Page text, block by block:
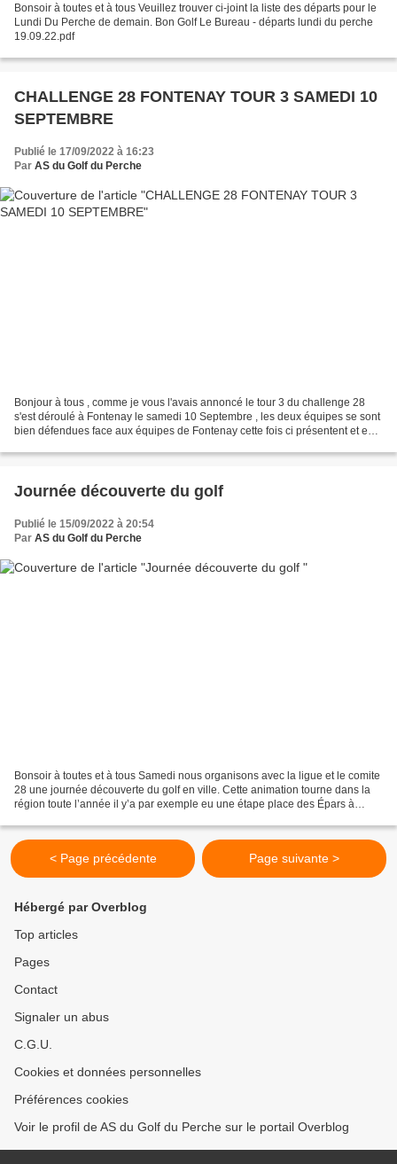
Bonsoir à toutes et à tous Veuillez trouver ci-joint la liste des départs pour le
Lundi Du Perche de demain. Bon Golf Le Bureau - départs lundi du perche
19.09.22.pdf
CHALLENGE 28 FONTENAY TOUR 3 SAMEDI 10
SEPTEMBRE
Publié le 17/09/2022 à 16:23
Par AS du Golf du Perche
Bonjour à tous , comme je vous l'avais annoncé le tour 3 du challenge 28
s'est déroulé à Fontenay le samedi 10 Septembre , les deux équipes se sont
bien défendues face aux équipes de Fontenay cette fois ci présentent et en
Journée découverte du golf
Publié le 15/09/2022 à 20:54
Par AS du Golf du Perche
Bonsoir à toutes et à tous Samedi nous organisons avec la ligue et le comite
28 une journée découverte du golf en ville. Cette animation tourne dans la
région toute l’année il y’a par exemple eu une étape place des Épars à
< Page précédente Page suivante >
Hébergé par Overblog
Top articles
Pages
Contact
Signaler un abus
C.G.U.
Cookies et données personnelles
Préférences cookies
Voir le profil de AS du Golf du Perche sur le portail Overblog